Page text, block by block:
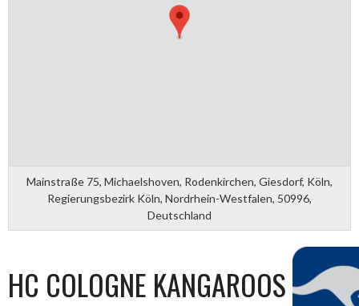
Mainstraße 75, Michaelshoven, Rodenkirchen, Giesdorf, Köln,
Regierungsbezirk Köln, Nordrhein-Westfalen, 50996,
Deutschland
HC COLOGNE KANGAROOS